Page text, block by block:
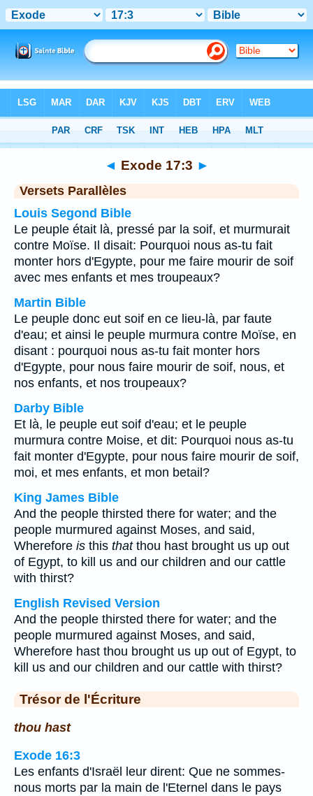
Chapitre 17> Verset 3
◄ Exode 17:3 ►
Versets Parallèles
Louis Segond Bible
Le peuple était là, pressé par la soif, et murmurait
contre Moïse. Il disait: Pourquoi nous as-tu fait
monter hors d'Egypte, pour me faire mourir de soif
avec mes enfants et mes troupeaux?
Martin Bible
Le peuple donc eut soif en ce lieu-là, par faute
d'eau; et ainsi le peuple murmura contre Moïse, en
disant : pourquoi nous as-tu fait monter hors
d'Egypte, pour nous faire mourir de soif, nous, et
nos enfants, et nos troupeaux?
Darby Bible
Et là, le peuple eut soif d'eau; et le peuple
murmura contre Moise, et dit: Pourquoi nous as-tu
fait monter d'Egypte, pour nous faire mourir de soif,
moi, et mes enfants, et mon betail?
King James Bible
And the people thirsted there for water; and the
people murmured against Moses, and said,
Wherefore is this thatthou hast brought us up out
of Egypt, to kill us and our children and our cattle
with thirst?
English Revised Version
And the people thirsted there for water; and the
people murmured against Moses, and said,
Wherefore hast thou brought us up out of Egypt, to
kill us and our children and our cattle with thirst?
Trésor de l'Écriture
thou hast
Exode 16:3
Les enfants d'Israël leur dirent: Que ne sommes-
nous morts par la main de l'Eternel dans le pays